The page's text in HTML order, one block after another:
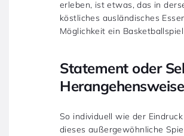
erleben, ist etwas, das in
köstliches ausländisches
Möglichkeit ein
Statement oder
So individuell wie der
dieses außergewöhnliche